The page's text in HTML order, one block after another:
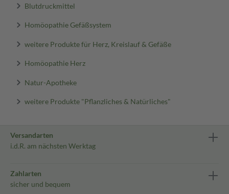
Blutdruckmittel
Homöopathie Gefäßsystem
weitere Produkte für Herz, Kreislauf & Gefäße
Homöopathie Herz
Natur-Apotheke
weitere Produkte "Pflanzliches & Natürliches"
Versandarten
i.d.R. am nächsten Werktag
Zahlarten
sicher und bequem